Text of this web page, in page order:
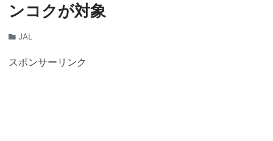
ンコクが対象
JAL
スポンサーリンク